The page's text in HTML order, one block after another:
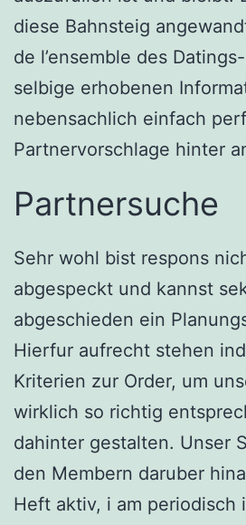
diese Bahnsteig
de l’ensemble des
selbige erhobenen
nebensachlich einfach
Partnervorschlage hinter
Partnersuche
Sehr wohl bist respons
abgespeckt und kannst
abgeschieden ein
Hierfur aufrecht stehen
Kriterien zur Order, um
wirklich so richtig
dahinter gestalten. Unser
den Membern daruber
Heft aktiv, i am periodisch